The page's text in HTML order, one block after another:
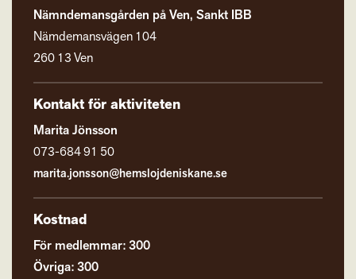
Nämndemansgården på Ven, Sankt IBB
Nämdemansvägen 104
260 13 Ven
Kontakt för aktiviteten
Marita Jönsson
073-684 91 50
marita.jonsson@hemslojdeniskane.se
Kostnad
För medlemmar: 300
Övriga: 300